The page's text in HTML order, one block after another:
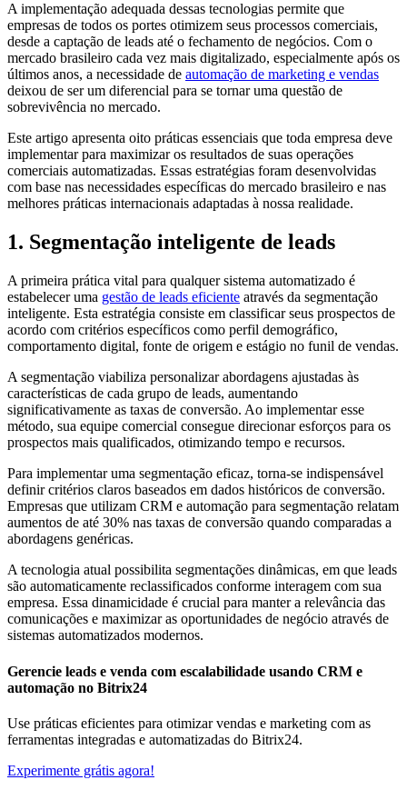
A implementação adequada dessas tecnologias permite que
empresas de todos os portes otimizem seus processos comerciais,
desde a captação de leads até o fechamento de negócios. Com o
mercado brasileiro cada vez mais digitalizado, especialmente após os
últimos anos, a necessidade de automação de marketing e vendas
deixou de ser um diferencial para se tornar uma questão de
sobrevivência no mercado.
Este artigo apresenta oito práticas essenciais que toda empresa deve
implementar para maximizar os resultados de suas operações
comerciais automatizadas. Essas estratégias foram desenvolvidas
com base nas necessidades específicas do mercado brasileiro e nas
melhores práticas internacionais adaptadas à nossa realidade.
1. Segmentação inteligente de leads
A primeira prática vital para qualquer sistema automatizado é
estabelecer uma gestão de leads eficiente através da segmentação
inteligente. Esta estratégia consiste em classificar seus prospectos de
acordo com critérios específicos como perfil demográfico,
comportamento digital, fonte de origem e estágio no funil de vendas.
A segmentação viabiliza personalizar abordagens ajustadas às
características de cada grupo de leads, aumentando
significativamente as taxas de conversão. Ao implementar esse
método, sua equipe comercial consegue direcionar esforços para os
prospectos mais qualificados, otimizando tempo e recursos.
Para implementar uma segmentação eficaz, torna-se indispensável
definir critérios claros baseados em dados históricos de conversão.
Empresas que utilizam CRM e automação para segmentação relatam
aumentos de até 30% nas taxas de conversão quando comparadas a
abordagens genéricas.
A tecnologia atual possibilita segmentações dinâmicas, em que leads
são automaticamente reclassificados conforme interagem com sua
empresa. Essa dinamicidade é crucial para manter a relevância das
comunicações e maximizar as oportunidades de negócio através de
sistemas automatizados modernos.
Gerencie leads e venda com escalabilidade usando CRM e
automação no Bitrix24
Use práticas eficientes para otimizar vendas e marketing com as
ferramentas integradas e automatizadas do Bitrix24.
Experimente grátis agora!